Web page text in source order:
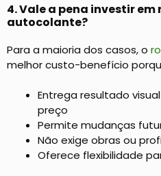
4. Vale a pena investir
autocolante?
Para a maioria dos casos, o
melhor custo-benefício
Entrega resultado
preço
Permite mudanças
Não exige obras ou
Oferece flexibilidade